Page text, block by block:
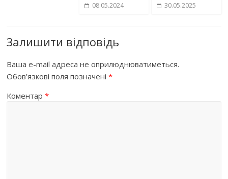
08.05.2024 30.05.2025
Залишити відповідь
Ваша e-mail адреса не оприлюднюватиметься.
Обов’язкові поля позначені*
Коментар*